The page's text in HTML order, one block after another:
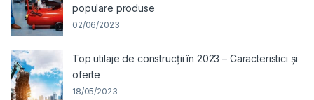
populare produse
02/06/2023
Top utilaje de construcții în 2023 – Caracteristici și
oferte
18/05/2023